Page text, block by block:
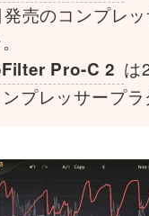
発売のコンプレ
Pro-C 2 は
プレッサープラ